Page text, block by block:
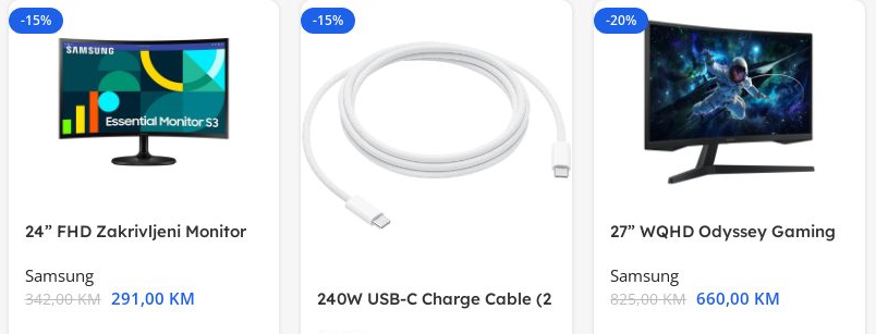
-15%
24” FHD Zakrivljeni Monitor
Samsung
342,00KM 291,00 KM
-15%
240W USB-C Charge Cable (2
-20%
27” WQHD Odyssey Gaming
Samsung
825,00KM 660,00 KM